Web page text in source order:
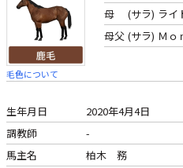
毛色について
母
(サラ) ライ
母父 (サラ) Ｍｏ
生年月日
2020年4月4日
調教師
-
馬主名
柏木 務